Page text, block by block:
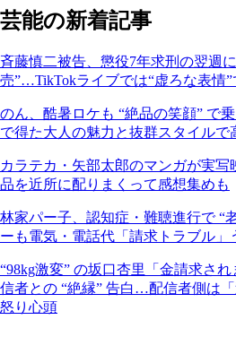
芸能の新着記事
斉藤慎二被告、懲役7年求刑の翌週
売”…TikTokライブでは“虚ろな表情”
のん、酷暑ロケも “絶品の笑顔” で
で得た大人の魅力と抜群スタイルで
カラテカ・矢部太郎のマンガが実
品を近所に配りまくって感想集めも
林家パー子、認知症・難聴進行で “
ーも電気・電話代「請求トラブル」
“98kg激変” の坂口杏里「金請求さ
信者との “絶縁” 告白…配信者側は
怒り心頭